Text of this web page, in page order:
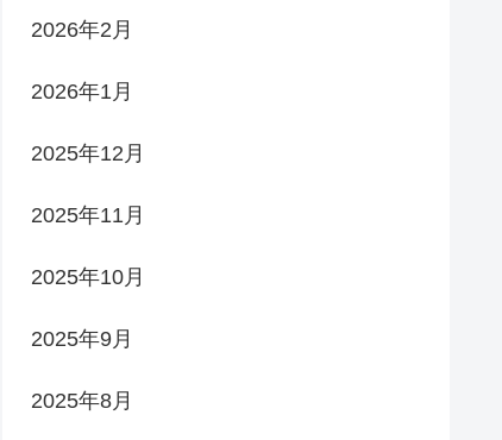
2026年2月
2026年1月
2025年12月
2025年11月
2025年10月
2025年9月
2025年8月